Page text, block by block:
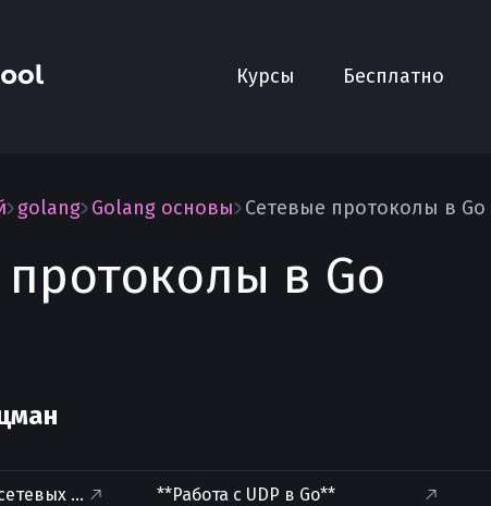
Курсы Бесплатно
О нас
Проекты
golang Golang основы Сетевые протоколы в Go
в Go
протоколов****Работа с UDP в Go**